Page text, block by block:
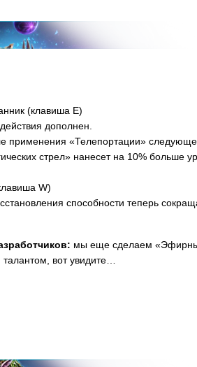
(клавиша E)
дополнен.
применения «Телепортации»
стрел» нанесет на 10% больше
W)
способности теперь
мы еще сделаем
вот увидите…